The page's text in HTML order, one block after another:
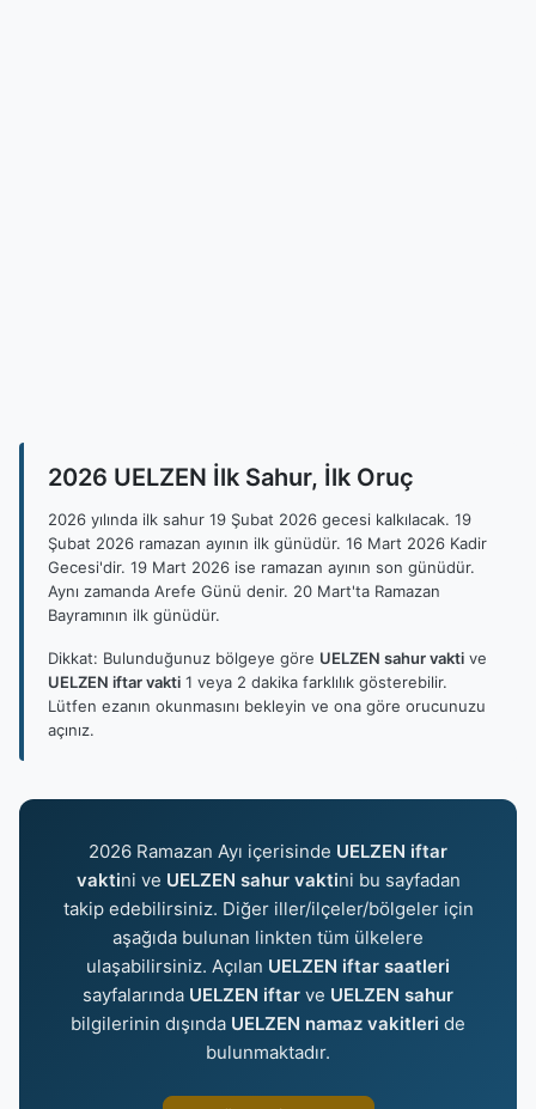
2026 UELZEN İlk Sahur, İlk Oruç
2026 yılında ilk sahur 19 Şubat 2026 gecesi kalkılacak. 19
Şubat 2026 ramazan ayının ilk günüdür. 16 Mart 2026 Kadir
Gecesi'dir. 19 Mart 2026 ise ramazan ayının son günüdür.
Aynı zamanda Arefe Günü denir. 20 Mart'ta Ramazan
Bayramının ilk günüdür.
Dikkat: Bulunduğunuz bölgeye göre UELZEN sahur vakti ve
UELZEN iftar vakti 1 veya 2 dakika farklılık gösterebilir.
Lütfen ezanın okunmasını bekleyin ve ona göre orucunuzu
açınız.
2026 Ramazan Ayı içerisinde UELZEN iftar
vaktini ve UELZEN sahur vaktini bu sayfadan
takip edebilirsiniz. Diğer iller/ilçeler/bölgeler için
aşağıda bulunan linkten tüm ülkelere
ulaşabilirsiniz. Açılan UELZEN iftar saatleri
sayfalarında UELZEN iftar ve UELZEN sahur
bilgilerinin dışında UELZEN namaz vakitleri de
bulunmaktadır.